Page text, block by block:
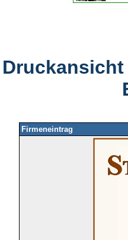
Druckansicht
Firmeneintrag